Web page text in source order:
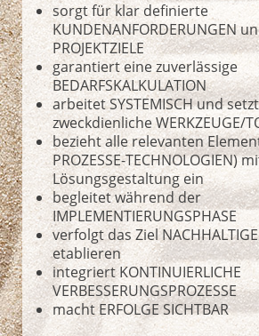
sorgt für klar definierte
KUNDENANFORDERUNGEN
PROJEKTZIELE
garantiert eine zuverlässige
BEDARFSKALKULATION
arbeitet SYSTEMISCH und setzt
zweckdienliche WERKZEUGE/
bezieht alle relevanten
PROZESSE-TECHNOLOGIEN)
Lösungsgestaltung ein
begleitet während der
IMPLEMENTIERUNGSPHASE
verfolgt das Ziel
etablieren
integriert KONTINUIERLICHE
VERBESSERUNGSPROZESSE
macht ERFOLGE SICHTBAR